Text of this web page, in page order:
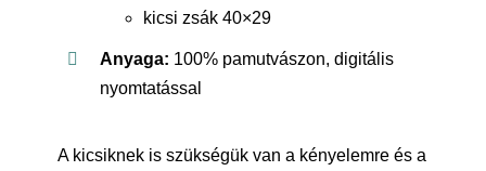
kicsi zsák 40×29
Anyaga: 100% pamutvászon, digitális
nyomtatással
A kicsiknek is szükségük van a kényelemre és a